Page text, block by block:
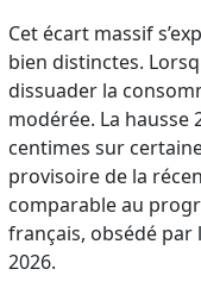
Cet écart massif
bien distinctes.
dissuader la
modérée. La hausse
centimes sur
provisoire de la
comparable au
français, obsédé par
2026.